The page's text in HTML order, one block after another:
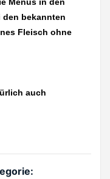
den bekannten
Fleisch ohne
auch